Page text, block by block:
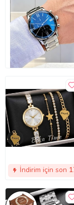
İndirim için son